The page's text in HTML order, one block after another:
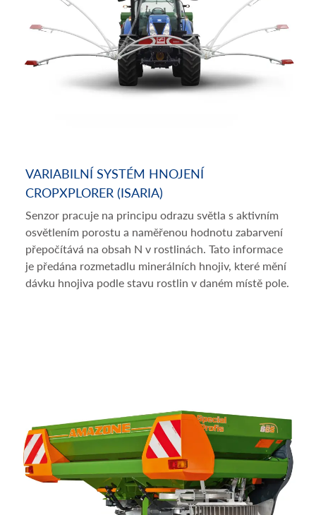
VARIABILNÍ SYSTÉM HNOJENÍ
CROPXPLORER (ISARIA)
Senzor pracuje na principu odrazu světla s aktivním
osvětlením porostu a naměřenou hodnotu zabarvení
přepočítává na obsah N v rostlinách. Tato informace
je předána rozmetadlu minerálních hnojiv, které mění
dávku hnojiva podle stavu rostlin v daném místě pole.